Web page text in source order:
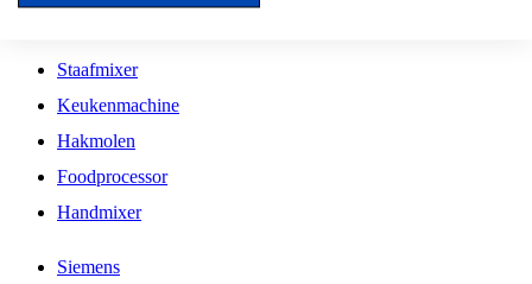
Kookplaat Accessoires
Staafmixer
Keukenmachine
Hakmolen
Foodprocessor
Handmixer
Siemens